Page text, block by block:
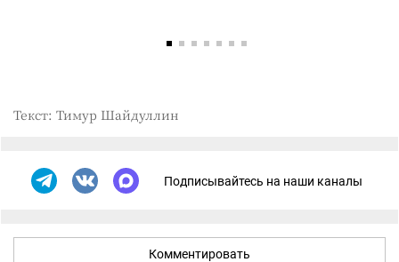
Текст: Тимур Шайдуллин
Подписывайтесь на наши каналы
Комментировать